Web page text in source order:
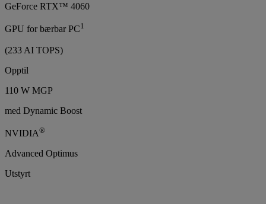
GeForce RTX™ 4060
GPU for bærbar PC1
(233 AI TOPS)
Opptil
110 W MGP
med Dynamic Boost
NVIDIA®
Advanced Optimus
Utstyrt